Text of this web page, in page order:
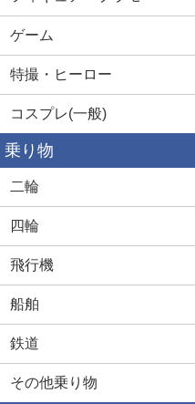
ゲーム
特撮・ヒーロー
コスプレ(一般)
乗り物
二輪
四輪
飛行機
船舶
鉄道
その他乗り物